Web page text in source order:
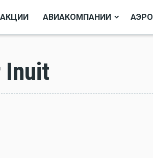
АКЦИИ АВИАКОМПАНИИ
Inuit